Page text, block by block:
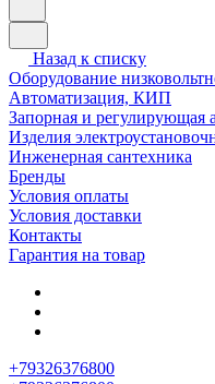
Назад к списку
Оборудование
Автоматизация, КИП
Запорная и регулирующая
Изделия
Инженерная сантехника
Бренды
Условия оплаты
Условия доставки
Контакты
Гарантия на товар
+79326376800